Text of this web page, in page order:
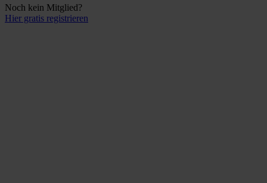
Noch kein Mitglied?
Hier gratis registrieren